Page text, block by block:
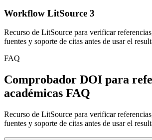
Workflow LitSource 3
Recurso de LitSource para verificar
fuentes y soporte de citas antes de usar el
FAQ
Comprobador DOI para
académicas FAQ
Recurso de LitSource para verificar
fuentes y soporte de citas antes de usar el